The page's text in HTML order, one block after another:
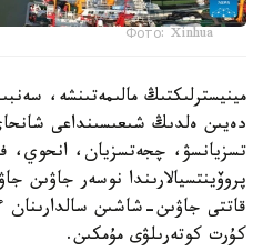
Фото: Xinhua
مينيسترلىكتىڭ مالىمەتىنشە،
دەيىن ەلدىڭ شىعىسىنداعى
تسزيانسۋ، چجەتسزيان، انحوي،
پروۆينتسيالارىندا نوسەر جاۋىن
قاتتى جاۋىن-شاشىن سالدارىنان
كۇرت كوتەرىلۋى مۇمكىن.